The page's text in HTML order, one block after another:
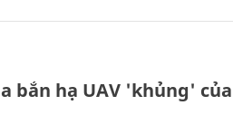
bắn hạ UAV 'khủng' của